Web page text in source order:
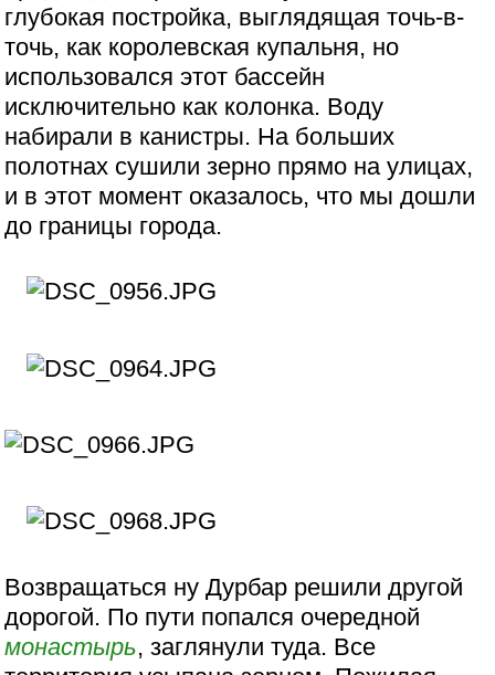
глубокая постройка, выглядящая точь-в-
точь, как королевская купальня, но
использовался этот бассейн
исключительно как колонка. Воду
набирали в канистры. На больших
полотнах сушили зерно прямо на улицах,
и в этот момент оказалось, что мы дошли
до границы города.
Возвращаться ну Дурбар решили другой
дорогой. По пути попался очередной
монастырь, заглянули туда. Все